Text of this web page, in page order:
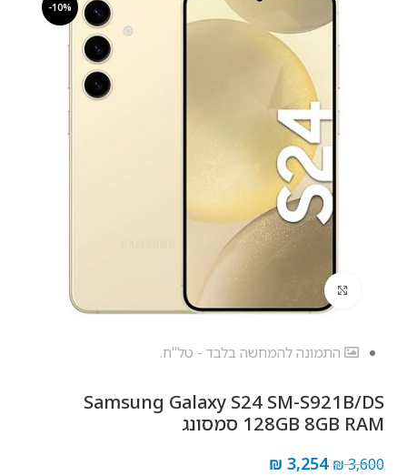
-10%
לחץ להגדלה
התמונה להמחשה בלבד - טל"ח.
Samsung Galaxy S24 SM-S921B/DS
128GB 8GB RAM סמסונג
₪3,600
₪ 3,254